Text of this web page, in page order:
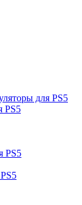
для PS5
PS5
PS5